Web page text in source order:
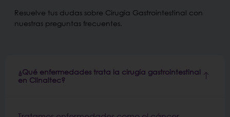
Resuelve tus dudas sobre Cirugía Gastrointestinal con
nuestras preguntas frecuentes.
¿Qué enfermedades trata la cirugía gastrointestinal
en Clinaltec?